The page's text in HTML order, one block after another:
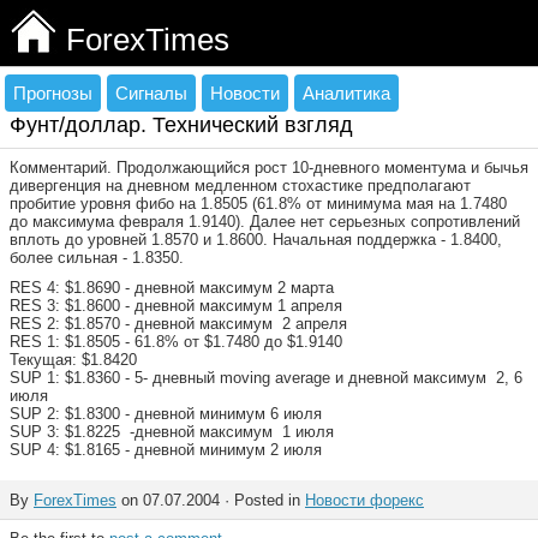
ForexTimes
Прогнозы Сигналы Новости Аналитика
Фунт/доллар. Технический взгляд
Комментарий. Продолжающийся рост 10-дневного моментума и бычья
дивергенция на дневном медленном стохастике предполагают
пробитие уровня фибо на 1.8505 (61.8% от минимума мая на 1.7480
до максимума февраля 1.9140). Далее нет серьезных сопротивлений
вплоть до уровней 1.8570 и 1.8600. Начальная поддержка - 1.8400,
более сильная - 1.8350.
RES 4: $1.8690 - дневной максимум 2 марта
RES 3: $1.8600 - дневной максимум 1 апреля
RES 2: $1.8570 - дневной максимум 2 апреля
RES 1: $1.8505 - 61.8% от $1.7480 до $1.9140
Текущая: $1.8420
SUP 1: $1.8360 - 5- дневный moving average и дневной максимум 2, 6
июля
SUP 2: $1.8300 - дневной минимум 6 июля
SUP 3: $1.8225 -дневной максимум 1 июля
SUP 4: $1.8165 - дневной минимум 2 июля
By ForexTimes on 07.07.2004 · Posted in Новости форекс